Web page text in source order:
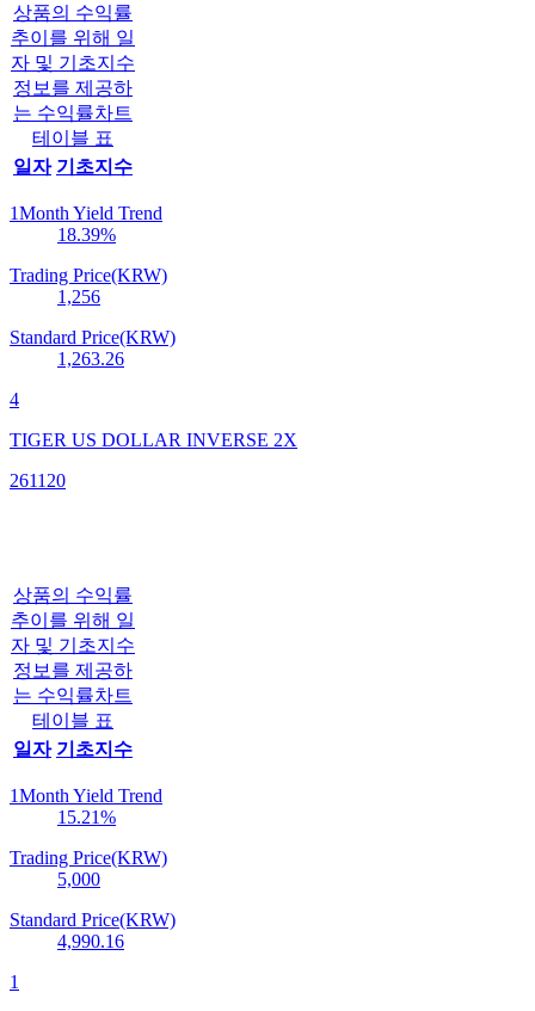
상품의 수익률
추이를 위해 일
자 및 기초지수
정보를 제공하
는 수익률차트
테이블 표
일자 기초지수
1Month Yield Trend
18.39%
Trading Price(KRW)
1,256
Standard Price(KRW)
1,263.26
4
TIGER US DOLLAR INVERSE 2X
261120
상품의 수익률
추이를 위해 일
자 및 기초지수
정보를 제공하
는 수익률차트
테이블 표
일자 기초지수
1Month Yield Trend
15.21%
Trading Price(KRW)
5,000
Standard Price(KRW)
4,990.16
1